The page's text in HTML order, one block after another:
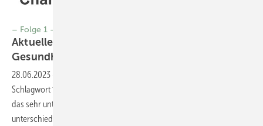
– Folge 1 –
Aktuelles aus dem Arbeits- und
Gesundheitsschutz
28.06.2023
Schlagwort für vielerlei Veränderungen im Arbeitskontext geworden,
das sehr unterschiedliche Phänomene beschreibt und
unterschiedliche Adressaten fokussiert (s. Abb. 1). Dabei stellt sich